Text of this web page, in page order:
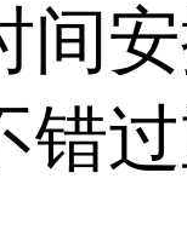
间安
错